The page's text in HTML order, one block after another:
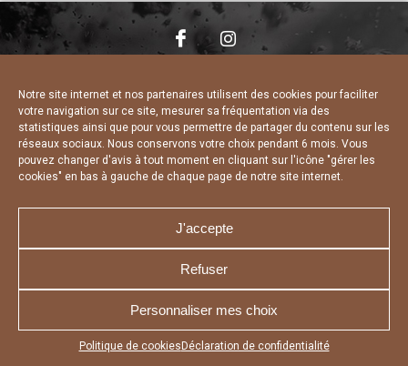
Notre site internet et nos partenaires utilisent des cookies pour faciliter
votre navigation sur ce site, mesurer sa fréquentation via des
statistiques ainsi que pour vous permettre de partager du contenu sur les
réseaux sociaux. Nous conservons votre choix pendant 6 mois. Vous
pouvez changer d'avis à tout moment en cliquant sur l'icône "gérer les
cookies" en bas à gauche de chaque page de notre site internet.
J'accepte
Refuser
Personnaliser mes choix
Politique de cookies Déclaration de confidentialité
Appuyez sur le bouton partager en bas de votre
CHARTE DE CONFIDENTIALITÉ
DÉCLARATION DE CONFIDENTIALITÉ
POLITIQUE D’UTILISATION DES COOKIES
RÉALISÉ PAR L’AGENCE WEB A3 WEB